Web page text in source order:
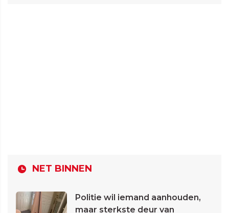
NET BINNEN
Politie wil iemand aanhouden,
maar sterkste deur van